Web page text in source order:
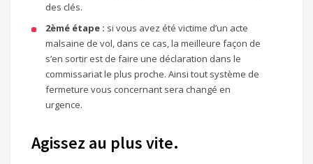
des clés.
2èmé étape : si vous avez été victime d’un acte
malsaine de vol, dans ce cas, la meilleure façon de
s’en sortir est de faire une déclaration dans le
commissariat le plus proche. Ainsi tout système de
fermeture vous concernant sera changé en
urgence.
Agissez au plus vite.